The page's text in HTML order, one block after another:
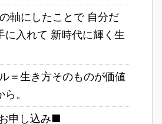
軸にしたことで 自分だ
に入れて 新時代に輝く生
＝生き方そのものが価値
。
申し込み■